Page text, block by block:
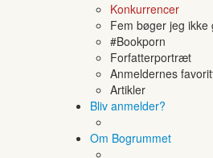
Konkurrencer
Fem bøger jeg ikke
#Bookporn
Forfatterportræt
Anmeldernes
Artikler
Bliv anmelder?
Om Bogrummet